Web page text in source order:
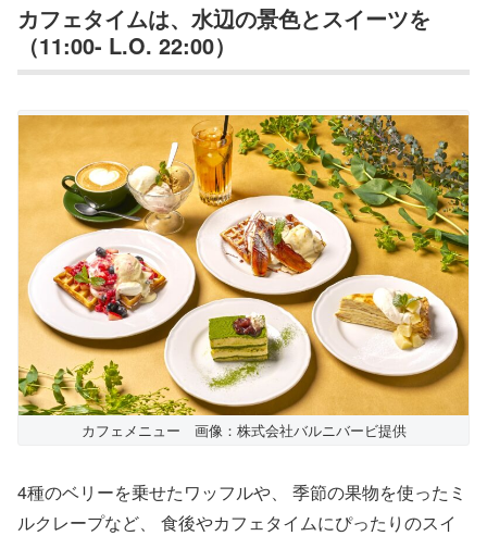
カフェタイムは、水辺の景色とスイーツを
（11:00- L.O. 22:00）
カフェメニュー 画像：株式会社バルニバービ提供
4種のベリーを乗せたワッフルや、 季節の果物を使ったミ
ルクレープなど、 食後やカフェタイムにぴったりのスイ